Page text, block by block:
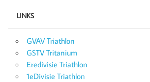
LINKS
GVAV Triathlon
GSTV Tritanium
Eredivisie Triathlon
1eDivisie Triathlon